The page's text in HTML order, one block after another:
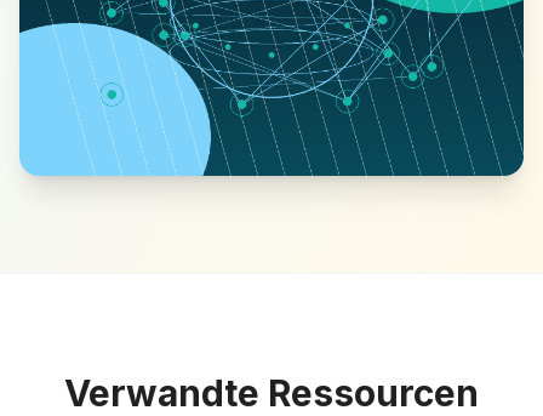
Verwandte Ressourcen